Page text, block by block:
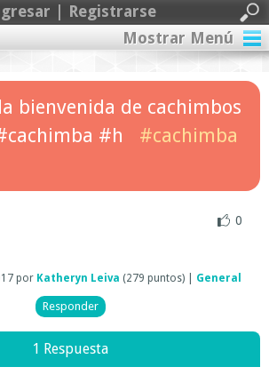
| Registrarse
Mostrar Menú
bienvenida de cachimbos
#h
#cachimba
0
por Katheryn Leiva (279 puntos) General
1 Respuesta